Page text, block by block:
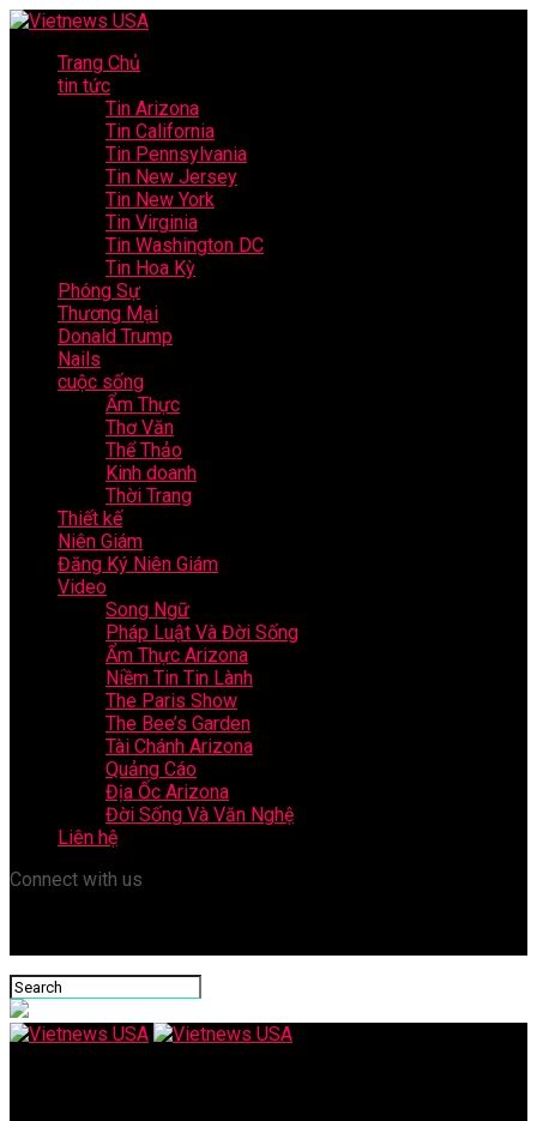
Trang Chủ
tin tức
Tin Arizona
Tin California
Tin Pennsylvania
Tin New Jersey
Tin New York
Tin Virginia
Tin Washington DC
Tin Hoa Kỳ
Phóng Sự
Thương Mại
Donald Trump
Nails
cuộc sống
Ẩm Thực
Thơ Văn
Thể Thảo
Kinh doanh
Thời Trang
Thiết kế
Niên Giám
Đăng Ký Niên Giám
Video
Song Ngữ
Pháp Luật Và Đời Sống
Ẩm Thực Arizona
Niềm Tin Tin Lành
The Paris Show
The Bee’s Garden
Tài Chánh Arizona
Quảng Cáo
Địa Ốc Arizona
Đời Sống Và Văn Nghệ
Liên hệ
Connect with us